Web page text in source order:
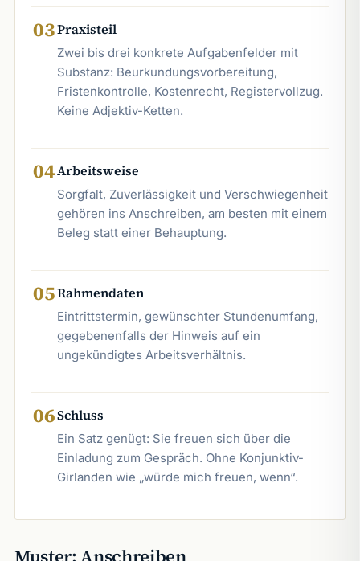
03Praxisteil
Zwei bis drei konkrete Aufgabenfelder mit
Substanz: Beurkundungsvorbereitung,
Fristenkontrolle, Kostenrecht, Registervollzug.
Keine Adjektiv-Ketten.
04Arbeitsweise
Sorgfalt, Zuverlässigkeit und Verschwiegenheit
gehören ins Anschreiben, am besten mit einem
Beleg statt einer Behauptung.
05Rahmendaten
Eintrittstermin, gewünschter Stundenumfang,
gegebenenfalls der Hinweis auf ein
ungekündigtes Arbeitsverhältnis.
06Schluss
Ein Satz genügt: Sie freuen sich über die
Einladung zum Gespräch. Ohne Konjunktiv-
Girlanden wie „würde mich freuen, wenn“.
Muster: Anschreiben